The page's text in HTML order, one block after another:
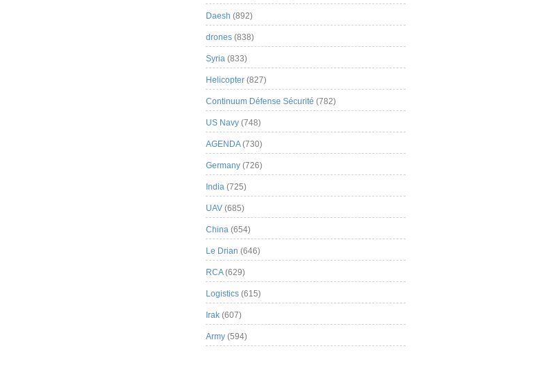
Daesh (892)
drones (838)
Syria (833)
Helicopter (827)
Continuum Défense Sécurité (782)
US Navy (748)
AGENDA(730)
Germany (726)
India (725)
UAV (685)
China (654)
Le Drian (646)
RCA(629)
Logistics (615)
Irak (607)
Army (594)